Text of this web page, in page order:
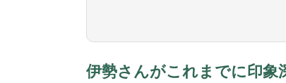
伊勢さんがこれまでに印象